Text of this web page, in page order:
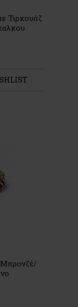
Τιρκουάζ
Μπρονζέ/